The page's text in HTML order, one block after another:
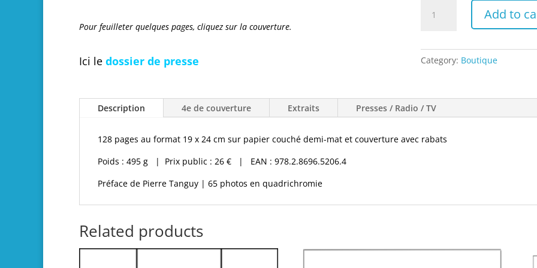
Pour feuilleter quelques pages, cliquez sur la couverture.
Ici le dossier de presse
Dupoy
et
Jean
quantity
Add to
Category: Boutique
Description 4e de couverture Extraits Presses / Radio / TV
128 pages au format 19 x 24 cm sur papier couché demi-mat et couverture avec rabats
Poids : 495 g
|
Prix public : 26 € | EAN : 978.2.8696.5206.4
Préface de Pierre Tanguy | 65 photos en quadrichromie
Related products